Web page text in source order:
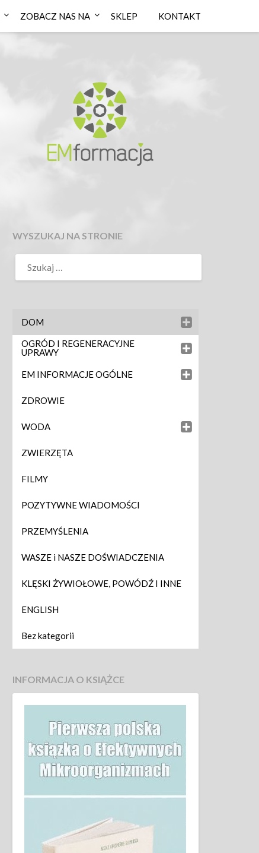
ZOBACZ NAS NA SKLEP KONTAKT
WYSZUKAJ NA STRONIE
DOM
OGRÓD I REGENERACYJNE
UPRAWY
EM INFORMACJE OGÓLNE
ZDROWIE
WODA
ZWIERZĘTA
FILMY
POZYTYWNE WIADOMOŚCI
PRZEMYŚLENIA
WASZE i NASZE DOŚWIADCZENIA
KLĘSKI ŻYWIOŁOWE, POWÓDŹ I INNE
ENGLISH
Bez kategorii
INFORMACJA O KSIĄŻCE